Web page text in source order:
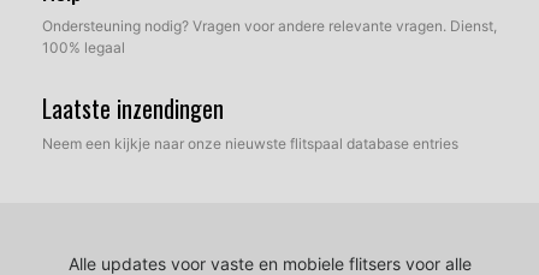
Ondersteuning nodig? Vragen voor andere relevante vragen. Dienst,
100% legaal
Laatste inzendingen
Neem een kijkje naar onze nieuwste flitspaal database entries
Alle updates voor vaste en mobiele flitsers voor alle